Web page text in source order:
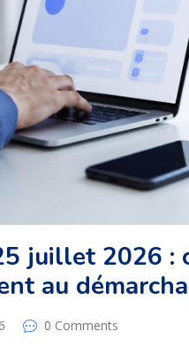
juillet 2026 :
au
0 Comments